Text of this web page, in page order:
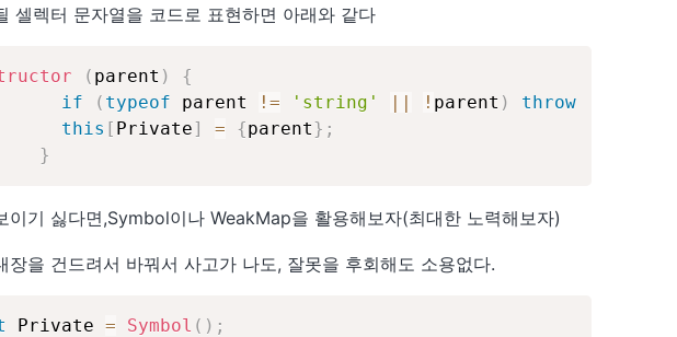
셀렉터 문자열을 코드로 표현하면 아래와 같다
( parent )
{
if
( typeof parent != 'string' || ! parent ) throw
this [ Private] = {parent} ;
}
이기 싫다면,Symbol이나 WeakMap을 활용해보자(최대한 노력해보자)
장을 건드려서 바꿔서 사고가 나도, 잘못을 후회해도 소용없다.
Private = Symbol ( ) ;